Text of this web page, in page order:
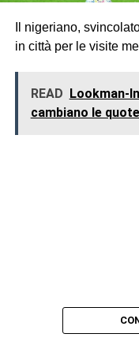
Il nigeriano,
in città per le visite
READ Lookman-
cambiano le quote